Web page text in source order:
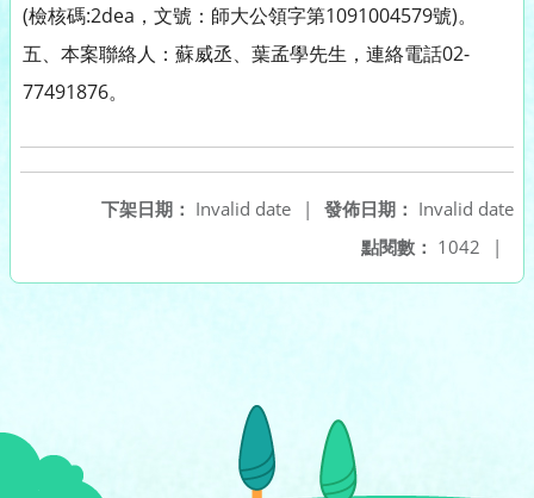
(檢核碼:2dea，文號：師大公領字第1091004579號)。
五、本案聯絡人：蘇威丞、葉孟學先生，連絡電話02-
77491876。
發佈日期： Invalid date
下架日期： Invalid date
|
點閱數： 1042 |